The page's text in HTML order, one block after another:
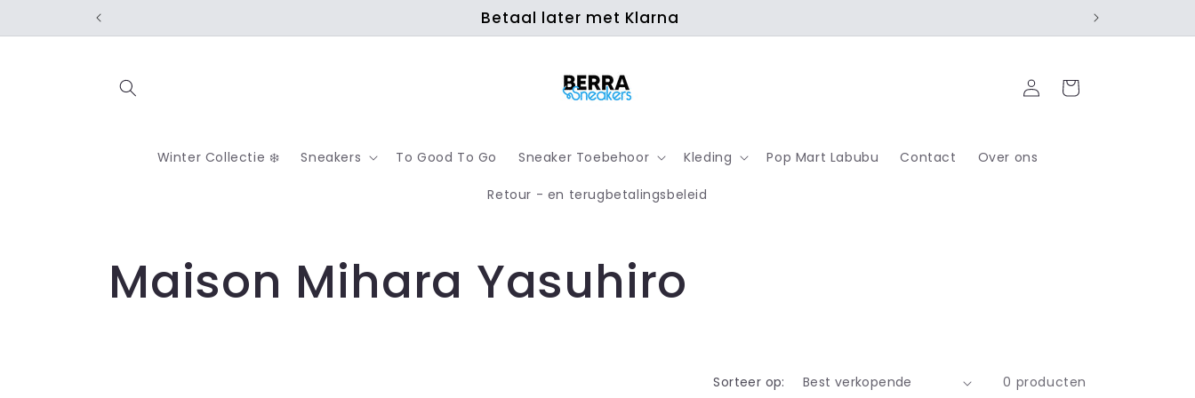
content
Betaal later met Klarna
Winter Collectie ❄️ Sneakers To Good To Go Sneaker Toebehoor Kleding Pop Mart Labubu Contact Over ons
Retour - en terugbetalingsbeleid
Inloggen
Winkelwagen
C
Maison Mihara Yasuhiro
Sorteer op: 0 producten